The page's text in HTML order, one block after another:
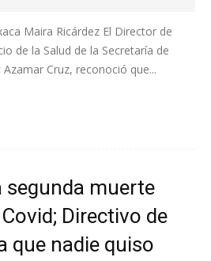
Maira Ricárdez El Director de
de la Salud de la Secretaría de
Cruz, reconoció que...
segunda muerte
Directivo de
que nadie quiso